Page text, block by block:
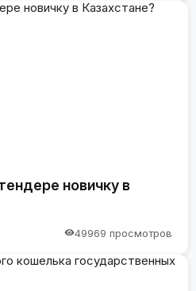
новичку в
49969 просмотров